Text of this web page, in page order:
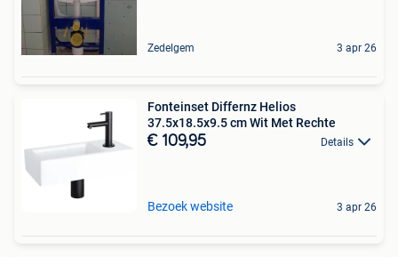
Zedelgem 3 apr 26
Fonteinset Differnz Helios
37.5x18.5x9.5 cm Wit Met Rechte
€ 109,95 Details
Bezoek website 3 apr 26